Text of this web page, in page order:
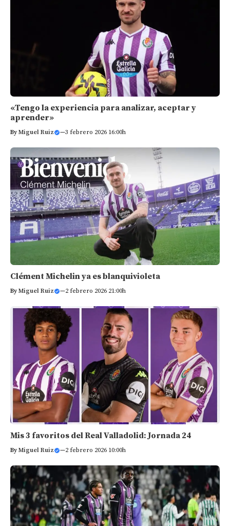
«Tengo la experiencia para analizar, aceptar y
aprender»
ByMiguel Ruiz —3 febrero 2026 16:00h
Clément Michelin ya es blanquivioleta
ByMiguel Ruiz —2 febrero 2026 21:00h
Mis 3 favoritos del Real Valladolid: Jornada 24
ByMiguel Ruiz —2 febrero 2026 10:00h